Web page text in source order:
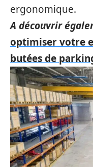
ergonomique.
A découvrir
optimiser votre
butées de